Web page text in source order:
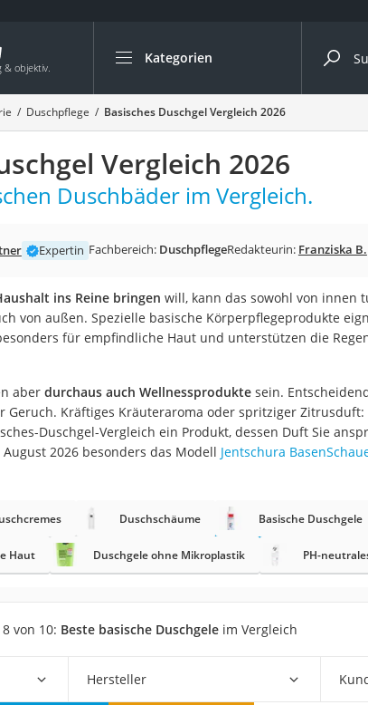
Kategorien
Die beliebtesten Vergleiche nach
Drogerie
Inhalator
Haarschneider
Rollator
Katzenklappe (Chip)
Masturbator
Massagepistole
Reisehaartrockner
Eiweißpulver
Magnesiumpräparat
Nackenmassagegerät
Zeckenschutz Katze
leichter Haartrockner
Schildkrötenhaus
Massagegerät
Duschpflege Basisches Duschgel Vergleich 2026
Vergleich 2026
Duschbäder im Vergleich.
Expertin Fachbereich: DuschpflegeRedakteurin: Franziska B.
ins Reine bringen will, kann das sowohl von innen
von außen. Spezielle basische Körperpflegeprodukte
für empfindliche Haut und unterstützen die
aber durchaus auch Wellnessproduktesein.
Geruch. Kräftiges Kräuteraroma oder spritziger Zitrusduft:
Duschgel-Vergleich ein Produkt, dessen Duft Sie
2026 besonders das Modell Jentschura
Duschschäume Basische Duschgele
Haut Duschgele ohne Mikroplastik PH-
8 von 10: Beste basische Duschgele im Vergleich
Hersteller